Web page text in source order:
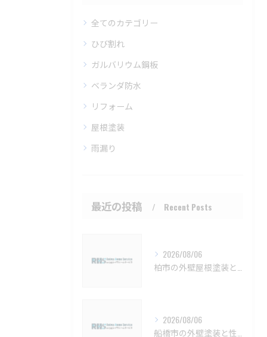
全てのカテゴリー
ひび割れ
ガルバリウム鋼板
ベランダ防水
リフォーム
屋根塗装
雨漏り
最近の投稿 Recent Posts
2026/08/06
2026/08/06